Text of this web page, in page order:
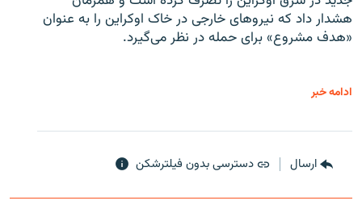
هشدار داد که نیروهای خارجی در خاک اوکراین را به عنوان
«هدف مشروع» برای حمله در نظر می‌گیرد.
ادامه خبر
ارسال دسترسی بدون فیلترشکن